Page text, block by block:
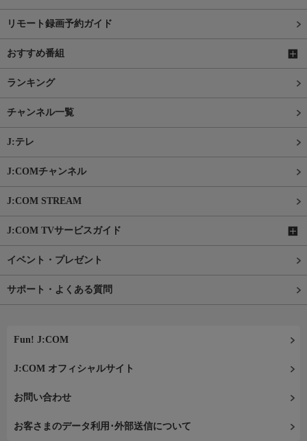
リモート録画予約ガイド
おすすめ番組
ランキング
チャンネル一覧
J:テレ
J:COMチャンネル
J:COM STREAM
J:COM TVサービスガイド
イベント・プレゼント
サポート・よくある質問
Fun! J:COM
J:COM オフィシャルサイト
お問い合わせ
お客さまのデータ利用･外部送信について